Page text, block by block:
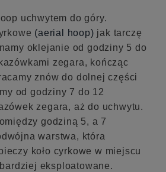
uchwytem do góry.
(aerial hoop) jak tarczę
oklejanie od godziny 5 do
zegara, kończąc
znów do dolnej części
od godziny 7 do 12
zegara, aż do uchwytu.
godziną 5, a 7
warstwa, która
koło cyrkowe w miejscu
eksploatowane.